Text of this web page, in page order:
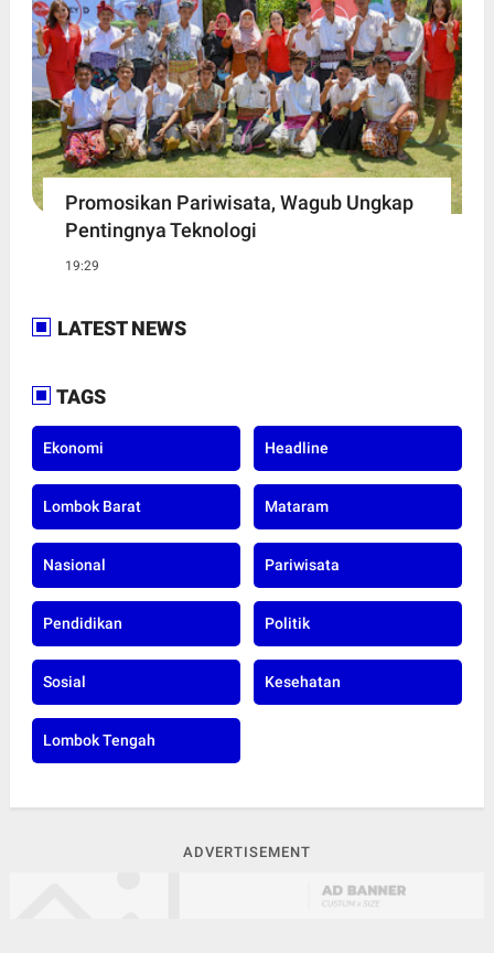
Promosikan Pariwisata, Wagub Ungkap
Pentingnya Teknologi
19:29
LATEST NEWS
TAGS
Ekonomi Headline
Lombok Barat Mataram
Nasional Pariwisata
Pendidikan Politik
Sosial Kesehatan
Lombok Tengah
ADVERTISEMENT